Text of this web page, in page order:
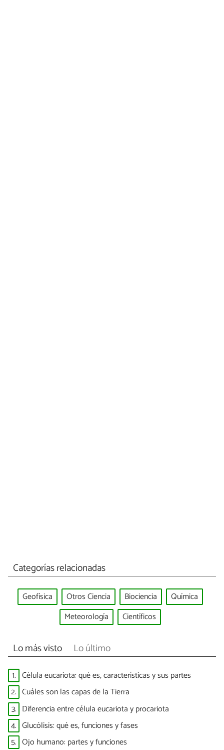
Categorías relacionadas
Geofísica Otros Ciencia Biociencia
Química
Meteorología
Científicos
Lo más visto Lo último
1. Célula eucariota: qué es, características y sus partes
2. Cuáles son las capas de la Tierra
3. Diferencia entre célula eucariota y procariota
4. Glucólisis: qué es, funciones y fases
5. Ojo humano: partes y funciones